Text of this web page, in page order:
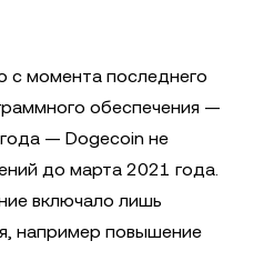
с момента последнего
обеспечения —
— Dogecoin не
до марта 2021 года.
включало лишь
например повышение